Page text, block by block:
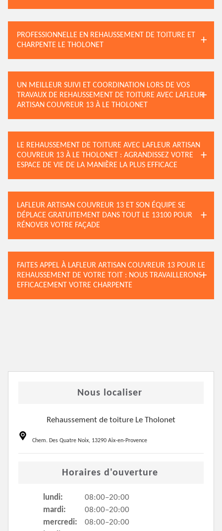
PROFESSIONNELLE EN REHAUSSEMENT DE TOITURE ET
CHARPENTE LE THOLONET
UN MEILLEUR SUIVI ET COORDINATION LORS DE VOS
TRAVAUX DE REHAUSSEMENT DE TOITURE AVEC LAFLEUR
ARTISAN COUVREUR 13 À LE THOLONET
LE REHAUSSEMENT DE TOITURE AVEC LAFLEUR ARTISAN
COUVREUR 13 À LE THOLONET : AGRANDISSEZ VOTRE
ESPACE DE VIE DE LA MANIÈRE LA PLUS EFFICACE
LAFLEUR ARTISAN COUVREUR 13 ET SON ÉQUIPE SE
DÉPLACE GRATUITEMENT DANS TOUT LE 13100 POUR
RÉNOVER VOTRE FAÇADE
FAITES APPEL À LAFLEUR ARTISAN COUVREUR 13 POUR LE
REHAUSSEMENT DE VOTRE TOIT : NOUS TRAVAILLERONS
EFFICACEMENT VOTRE CHARPENTE
Nous localiser
Rehaussement de toiture Le Tholonet
Chem. Des Quatre Noix, 13290 Aix-en-Provence
Horaires d'ouverture
lundi:
08:00–20:00
mardi:
08:00–20:00
mercredi:
08:00–20:00